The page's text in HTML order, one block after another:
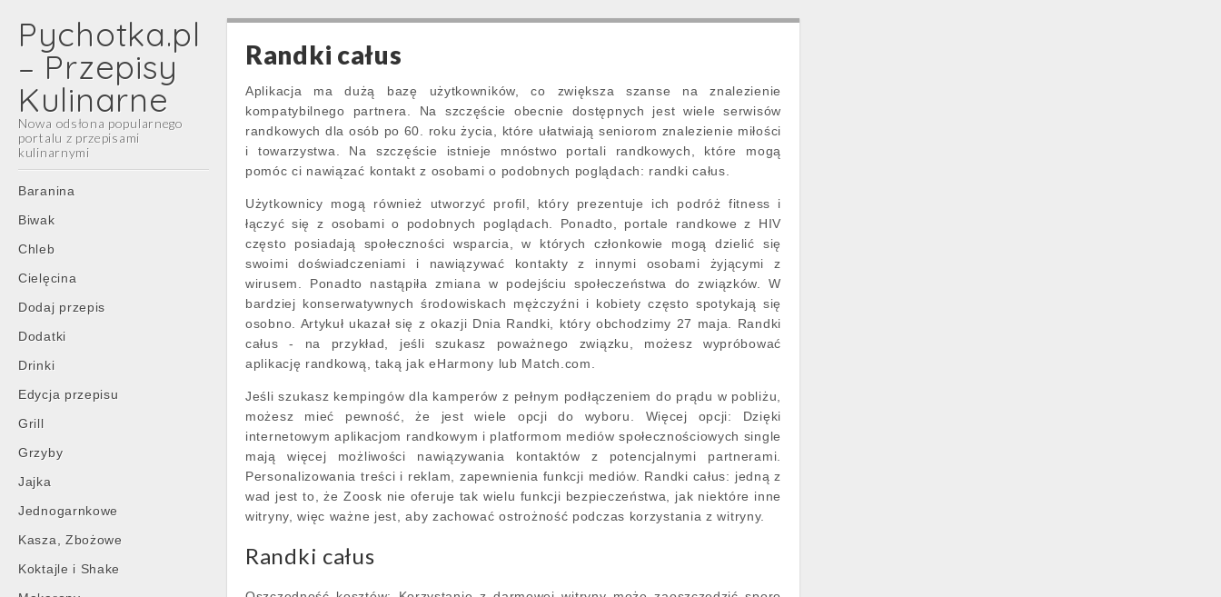
Pychotka.pl
– Przepisy
Kulinarne
Nowa odsłona popularnego
portalu z przepisami
kulinarnymi
Main
menu
Skip
content
Baranina
Biwak
Chleb
Cielęcina
Dodaj przepis
Dodatki
Drinki
Edycja przepisu
Grill
Grzyby
Jajka
Jednogarnkowe
Kasza, Zbożowe
Koktajle i Shake
Randki całus
Aplikacja ma dużą bazę użytkowników, co zwiększa szanse na znalezienie
kompatybilnego partnera. Na szczęście obecnie dostępnych jest wiele serwisów
randkowych dla osób po 60. roku życia, które ułatwiają seniorom znalezienie miłości
i towarzystwa. Na szczęście istnieje mnóstwo portali randkowych, które mogą
pomóc ci nawiązać kontakt z osobami o podobnych poglądach: randki całus.
Użytkownicy mogą również utworzyć profil, który prezentuje ich podróż fitness i
łączyć się z osobami o podobnych poglądach. Ponadto, portale randkowe z HIV
często posiadają społeczności wsparcia, w których członkowie mogą dzielić się
swoimi doświadczeniami i nawiązywać kontakty z innymi osobami żyjącymi z
wirusem. Ponadto nastąpiła zmiana w podejściu społeczeństwa do związków. W
bardziej konserwatywnych środowiskach mężczyźni i kobiety często spotykają się
osobno. Artykuł ukazał się z okazji Dnia Randki, który obchodzimy 27 maja. Randki
całus - na przykład, jeśli szukasz poważnego związku, możesz wypróbować
aplikację randkową, taką jak eHarmony lub Match.com.
Jeśli szukasz kempingów dla kamperów z pełnym podłączeniem do prądu w pobliżu,
możesz mieć pewność, że jest wiele opcji do wyboru. Więcej opcji: Dzięki
internetowym aplikacjom randkowym i platformom mediów społecznościowych single
mają więcej możliwości nawiązywania kontaktów z potencjalnymi partnerami.
Personalizowania treści i reklam, zapewnienia funkcji mediów. Randki całus: jedną z
wad jest to, że Zoosk nie oferuje tak wielu funkcji bezpieczeństwa, jak niektóre inne
witryny, więc ważne jest, aby zachować ostrożność podczas korzystania z witryny.
Randki całus